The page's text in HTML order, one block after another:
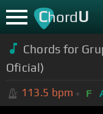
ChordU
Chords for
Oficial)
113.5 bpm F